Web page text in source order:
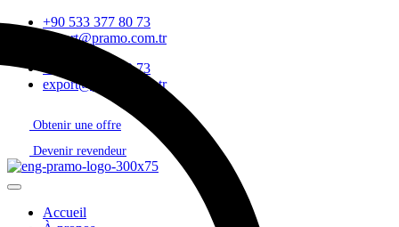
+90 533 377 80 73
export@pramo.com.tr
+90 533 377 80 73
export@pramo.com.tr
Obtenir une offre
Devenir revendeur
Accueil